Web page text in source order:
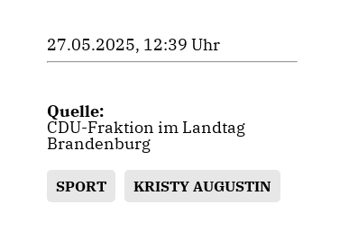
27.05.2025, 12:39 Uhr
Quelle:
CDU-Fraktion im Landtag
Brandenburg
SPORT KRISTY AUGUSTIN